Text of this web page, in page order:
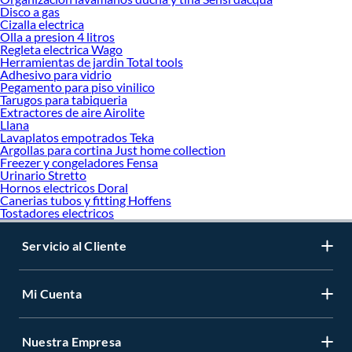
Disco a gas
Cizalla electrica
Olla a presion 4 litros
Regleta electrica Wago
Herramientas de jardin Total tools
Adhesivo para vidrio
Pegamento para piso vinilico
Tarugos para tabiqueria
Extractores de aire Airolite
Llana
Lavaplatos empotrados Teka
Argollas para cortina Just home collection
Freezer y congeladores Fensa
Urinario Stretto
Hornos electricos Doral
Canerias tubos y fitting Hoffens
Tostadores electricos
Servicio al Cliente
Mi Cuenta
Nuestra Empresa